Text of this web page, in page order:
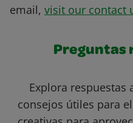
email, visit our contact
Preguntas
Explora respuestas
consejos útiles para